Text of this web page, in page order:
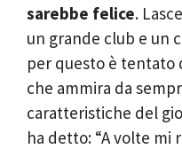
sarebbe felice.
un grande club e un
per questo è tentato
che ammira da
caratteristiche del
ha detto: “A volte mi